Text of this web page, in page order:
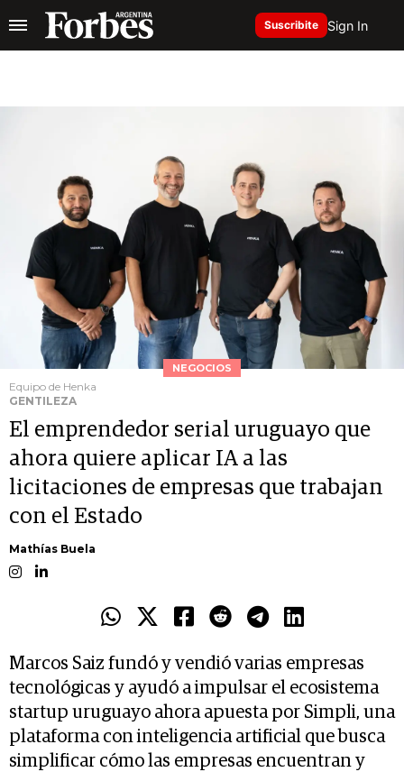
Suscribite Sign In
NEGOCIOS
Equipo de Henka
GENTILEZA
El emprendedor serial uruguayo que
ahora quiere aplicar IA a las
licitaciones de empresas que trabajan
con el Estado
Mathías Buela
Marcos Saiz fundó y vendió varias empresas
tecnológicas y ayudó a impulsar el ecosistema
startup uruguayo ahora apuesta por Simpli, una
plataforma con inteligencia artificial que busca
simplificar cómo las empresas encuentran y